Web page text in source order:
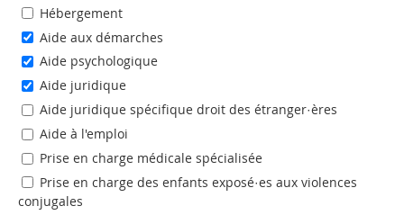
Hébergement
Aide aux démarches
Aide psychologique
Aide juridique
Aide juridique spécifique droit des étranger·ères
Aide à l'emploi
Prise en charge médicale spécialisée
Prise en charge des enfants exposé·es aux violences
conjugales